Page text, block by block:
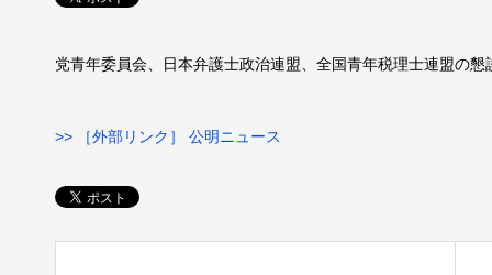
党青年委員会、日本弁護士政治連盟、全国青年税理士連盟の懇
>> ［外部リンク］ 公明ニュース